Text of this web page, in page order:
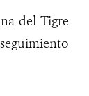
del Tigre